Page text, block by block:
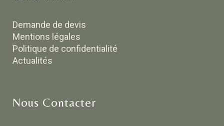
Demande de devis
Mentions légales
Politique de confidentialité
Actualités
Nous Contacter